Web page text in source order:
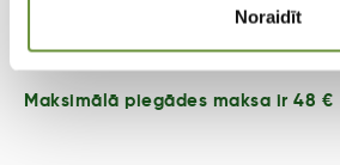
Noraidīt
Maksimālā piegādes maksa ir 48 €